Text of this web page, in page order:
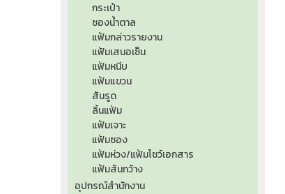
กระเป๋า
ซองน้ำตาล
แฟ้มกล่าวรายงาน
แฟ้มเสนอเซ็น
แฟ้มหนีบ
แฟ้มแขวน
สันรูด
ลิ้นแฟ้ม
แฟ้มเจาะ
แฟ้มซอง
แฟ้มห่วง/แฟ้มโชว์เอกสาร
แฟ้มสันกว้าง
อุปกรณ์สำนักงาน